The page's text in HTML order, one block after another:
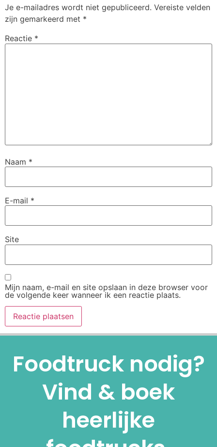
Je e-mailadres wordt niet gepubliceerd. Vereiste velden
zijn gemarkeerd met *
Reactie *
Naam *
E-mail *
Site
Mijn naam, e-mail en site opslaan in deze browser voor
de volgende keer wanneer ik een reactie plaats.
Foodtruck nodig?
Vind & boek
heerlijke